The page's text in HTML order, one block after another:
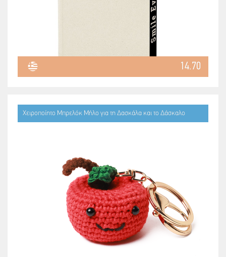
14.70
Χειροποίητο Μπρελόκ Μήλο για τη Δασκάλα και το Δάσκαλο